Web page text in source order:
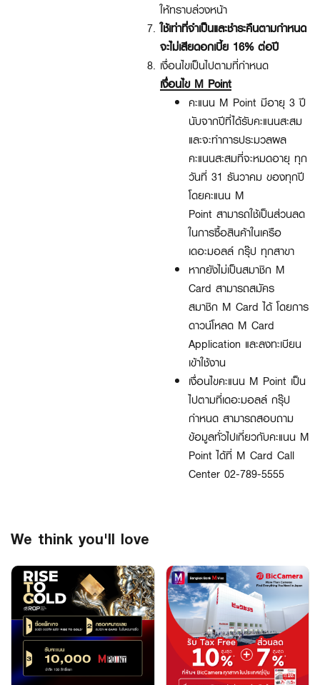
ให้ทราบล่วงหน้า
ใช้เท่าที่จำเป็นและชำระคืนตามกำหนด
จะไม่เสียดอกเบี้ย 16% ต่อปี
เงื่อนไขเป็นไปตามที่กำหนด
เงื่อนไข M Point
คะแนน M Point มีอายุ 3ปี
นับจากปีที่ได้รับคะแนนสะสม
และจะทำการประมวลผล
คะแนนสะสมที่จะหมดอายุ ทุก
วันที่ 31 ธันวาคม ของทุกปี
โดยคะแนน M
Point สามารถใช้เป็นส่วนลด
ในการซื้อสินค้าในเครือ
เดอะมอลล์ กรุ๊ป ทุกสาขา
หากยังไม่เป็นสมาชิก M
Card สามารถสมัคร
สมาชิก M Cardได้ โดยการ
ดาวน์โหลด M Card
Application และลงทะเบียน
เข้าใช้งาน
เงื่อนไขคะแนน M Point เป็น
ไปตามที่เดอะมอลล์ กรุ๊ป
กำหนด สามารถสอบถาม
ข้อมูลทั่วไปเกี่ยวกับคะแนน M
Pointได้ที่ M Card Call
Center 02-789-5555
We think you'll love